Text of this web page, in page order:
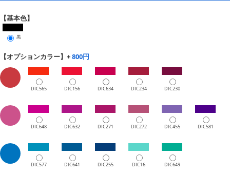
【基本色】
黒
【オプションカラー】+800円
DIC565 DIC156 DIC634 DIC234 DIC230
DIC648 DIC632 DIC271 DIC272 DIC455 DIC581
DIC577 DIC641 DIC255 DIC16 DIC649